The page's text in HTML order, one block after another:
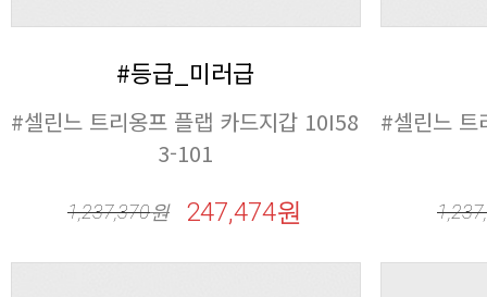
#등급_미러급
3-101
1,237,370원 247,474원